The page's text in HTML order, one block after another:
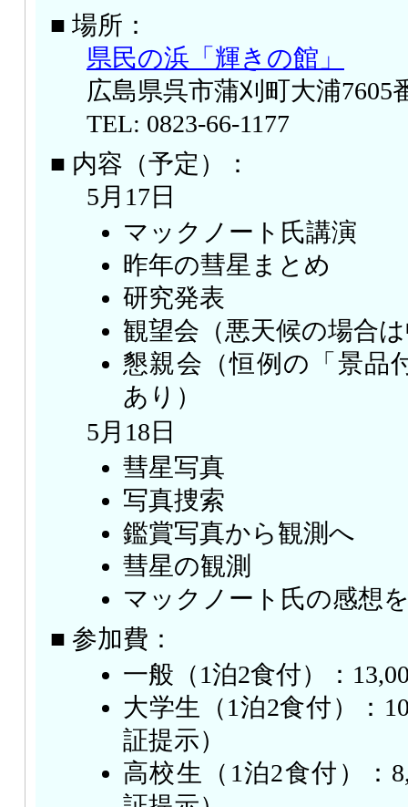
■ 場所：
県民の浜「輝きの館」
広島県呉市蒲刈町大浦7605
TEL: 0823-66-1177
■ 内容（予定）：
5月17日
マックノート氏講演
昨年の彗星まとめ
研究発表
観望会（悪天候の場合
懇親会（恒例の「景品
あり）
5月18日
彗星写真
写真捜索
鑑賞写真から観測へ
彗星の観測
マックノート氏の感想
■ 参加費：
一般（1泊2食付）：
大学生（1泊2食付）：
証提示）
高校生（1泊2食付）：